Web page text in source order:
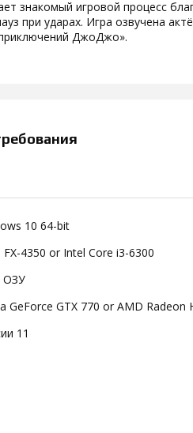
знакомый игровой процесс
при ударах. Игра озвучена
ДжоДжо».
10 64-bit
FX-4350 or Intel Core i3-6300
ОЗУ
GeForce GTX 770 or AMD Radeon
11